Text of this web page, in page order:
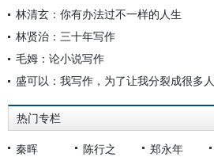
林清玄：你有办法过不一样的人生
林贤治：三十年写作
毛姆：论小说写作
盛可以：我写作，为了让我分裂成很多人
热门专栏
秦晖 陈行之 郑永年